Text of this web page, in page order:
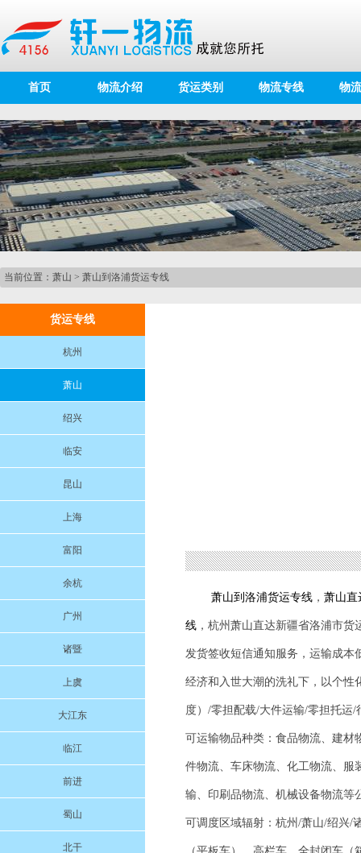
首页 物流介绍 货运类别 物流专线 物
当前位置： 萧山 > 萧山到洛浦货运专线
货运专线
杭州
萧山
绍兴
临安
昆山
上海
富阳
余杭
广州
诸暨
上虞
大江东
临江
前进
蜀山
北干
萧山到 洛浦货运专线 ， 萧山直
线 ，杭州萧山直达新疆省洛浦市货
发货签收短信通知服务，运输成本
经济和入世大潮的洗礼下，以个性
度）/零担配载/大件运输/零担托运
可运输物品种类：食品物流、建材
件物流、车床物流、化工物流、服
输、印刷品物流、机械设备物流等
可调度区域辐射：杭州/萧山/绍兴/